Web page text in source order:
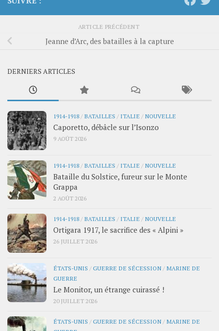
ARTICLE PRÉCÉDENT
Jeanne d’Arc, des batailles à la capture
DERNIERS ARTICLES
1914-1918 / BATAILLES / ITALIE / NOUVELLE
Caporetto, débâcle sur l’Isonzo
9 AOÛT 2026
1914-1918 / BATAILLES / ITALIE / NOUVELLE
Bataille du Solstice, fureur sur le Monte
Grappa
2 AOÛT 2026
1914-1918 / BATAILLES / ITALIE / NOUVELLE
Ortigara 1917, le sacrifice des « Alpini »
26 JUILLET 2026
ÉTATS-UNIS /GUERRE DE SÉCESSION / MARINE DE
GUERRE
Le Monitor, un étrange cuirassé !
20 JUILLET 2026
ÉTATS-UNIS /GUERRE DE SÉCESSION / MARINE DE